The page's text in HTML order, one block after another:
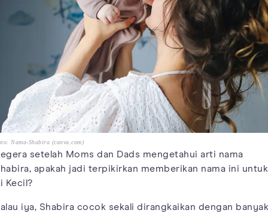
Nama-Shabira (canva.com)
setelah Moms dan Dads mengetahui arti nama
apakah jadi terpikirkan memberikan nama ini untuk
Kecil?
iya, Shabira cocok sekali dirangkaikan dengan banyak